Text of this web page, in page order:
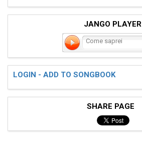
JANGO PLAYER
Come saprei
LOGIN - ADD TO SONGBOOK
SHARE PAGE